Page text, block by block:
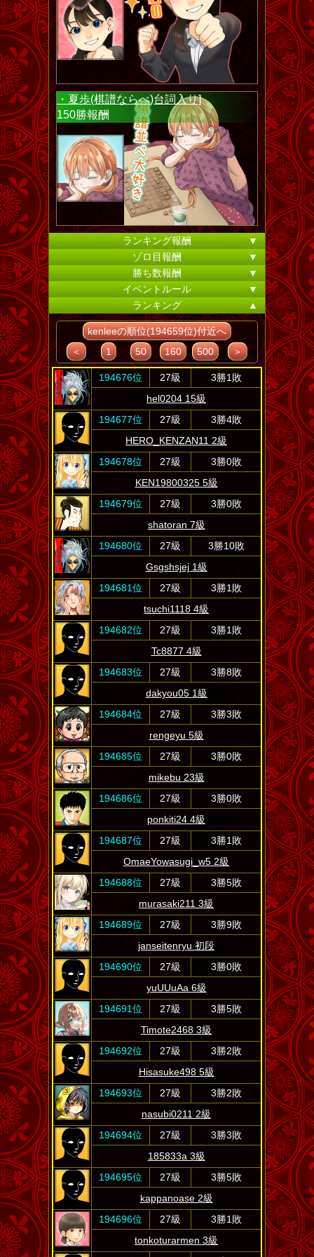
・夏歩(棋譜ならべ)台詞入り]
150勝報酬
ランキング報酬
▼
ゾロ目報酬
▼
勝ち数報酬
▼
イベントルール
▼
ランキング
▲
kenleeの順位(194659位)付近へ
＜
1 50 160 500 ＞
194676位 27級
3勝1敗
hel0204 15級
194677位
27級
3勝4敗
HERO_KENZAN11 2級
194678位
27級
3勝0敗
KEN19800325 5級
194679位
27級
3勝0敗
shatoran 7級
194680位
27級
3勝10敗
Gsgshsjej 1級
194681位
27級
3勝1敗
tsuchi1118 4級
194682位
27級
3勝1敗
Tc8877 4級
194683位
27級
3勝8敗
dakyou05 1級
194684位
27級
3勝3敗
rengeyu 5級
194685位
27級
3勝0敗
mikebu 23級
194686位
27級
3勝0敗
ponkiti24 4級
194687位
27級
3勝1敗
OmaeYowasugi_w5 2級
194688位
27級
3勝5敗
murasaki211 3級
194689位
27級
3勝9敗
janseitenryu 初段
194690位
27級
3勝0敗
yuUUuAa 6級
194691位
27級
3勝5敗
Timote2468 3級
194692位
27級
3勝2敗
Hisasuke498 5級
194693位
27級
3勝2敗
nasubi0211 2級
194694位
27級
3勝3敗
185833a 3級
194695位
27級
3勝5敗
kappanoase 2級
194696位
27級
3勝1敗
tonkoturarmen 3級